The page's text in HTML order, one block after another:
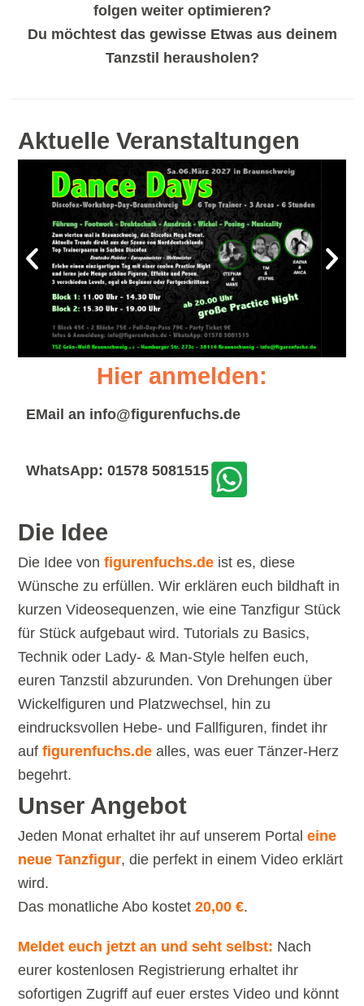
folgen weiter optimieren?
Du möchtest das gewisse Etwas aus deinem
Tanzstil herausholen?
Aktuelle Veranstaltungen
Hier anmelden:
EMail an info@figurenfuchs.de
WhatsApp: 01578 5081515
Die Idee
Die Idee vonfigurenfuchs.de ist es, diese
Wünsche zu erfüllen. Wir erklären euch bildhaft in
kurzen Videosequenzen, wie eine Tanzfigur Stück
für Stück aufgebaut wird. Tutorials zu Basics,
Technik oder Lady- & Man-Style helfen euch,
euren Tanzstil abzurunden. Von Drehungen über
Wickelfiguren und Platzwechsel, hin zu
eindrucksvollen Hebe- und Fallfiguren, findet ihr
auffigurenfuchs.de alles, was euer Tänzer-Herz
begehrt.
Unser Angebot
Jeden Monat erhaltet ihr auf unserem Portaleine
neue Tanzfigur, die perfekt in einem Video erklärt
wird.
Das monatliche Abo kostet20,00 €.
Meldet euch jetzt an und seht selbst: Nach
eurer kostenlosen Registrierung erhaltet ihr
sofortigen Zugriff auf euer erstes Video und könnt